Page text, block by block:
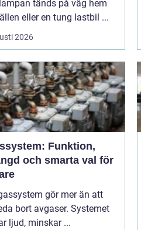
tänds på väg hem
eller en tung lastbil ...
2026
Funktion,
och smarta val för
gör mer än att
bort avgaser. Systemet
ljud, minskar ...